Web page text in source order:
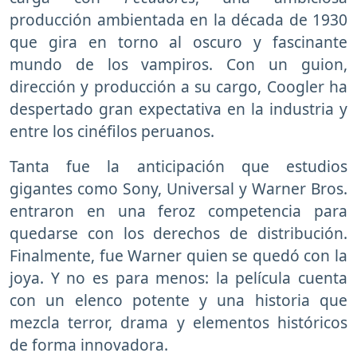
producción ambientada en la década de 1930
que gira en torno al oscuro y fascinante
mundo de los vampiros. Con un guion,
dirección y producción a su cargo, Coogler ha
despertado gran expectativa en la industria y
entre los cinéfilos peruanos.
Tanta fue la anticipación que estudios
gigantes como Sony, Universal y Warner Bros.
entraron en una feroz competencia para
quedarse con los derechos de distribución.
Finalmente, fue Warner quien se quedó con la
joya. Y no es para menos: la película cuenta
con un elenco potente y una historia que
mezcla terror, drama y elementos históricos
de forma innovadora.